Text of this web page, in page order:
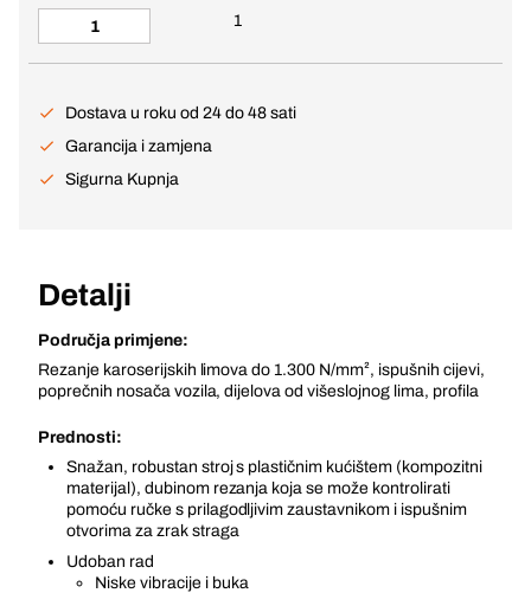
1
Dostava u roku od 24 do 48 sati
Garancija i zamjena
Sigurna Kupnja
Detalji
Područja primjene:
Rezanje karoserijskih limova do 1.300 N/mm², ispušnih cijevi,
poprečnih nosača vozila, dijelova od višeslojnog lima, profila
Prednosti:
Snažan, robustan stroj s plastičnim kućištem (kompozitni
materijal), dubinom rezanja koja se može kontrolirati
pomoću ručke s prilagodljivim zaustavnikom i ispušnim
otvorima za zrak straga
Udoban rad
Niske vibracije i buka